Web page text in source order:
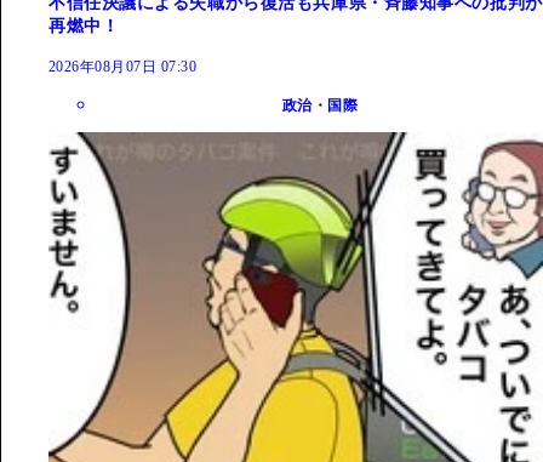
再燃中！
2026年08月07日 07:30
政治・国際